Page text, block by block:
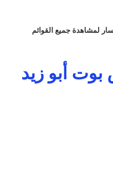
لمشاهدةجميع القوائم
بوت أبو زيد